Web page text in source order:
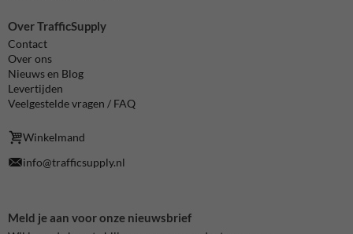
Over TrafficSupply
Contact
Over ons
Nieuws en Blog
Levertijden
Veelgestelde vragen / FAQ
Winkelmand
info@trafficsupply.nl
Meld je aan voor onze nieuwsbrief